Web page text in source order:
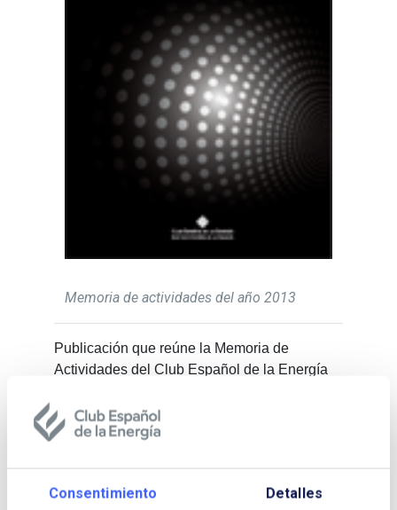
Consentimiento Detalles
Memoria de actividades del año 2013
Publicación que reúne la Memoria de
Actividades del Club Español de la Energía
DOCUMENTOS
memoria_2013_web.pdf